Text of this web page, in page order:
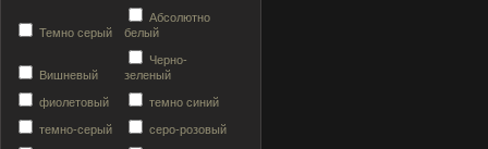
Темно серый
Абсолютно
белый
Вишневый
Черно-
зеленый
фиолетовый темно синий
темно-серый серо-розовый